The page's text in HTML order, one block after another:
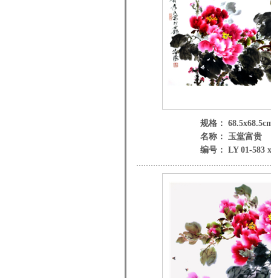
规格：
名称： 玉堂富贵
编号： LY 01-583 x